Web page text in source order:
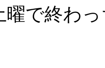
曜で終わ